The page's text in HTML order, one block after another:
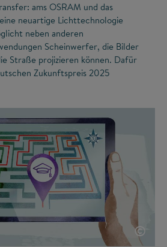
ams OSRAM und das
neuartige Lichttechnologie
neben anderen
Scheinwerfer, die Bilder
Straße projizieren können. Dafür
Zukunftspreis 2025
©